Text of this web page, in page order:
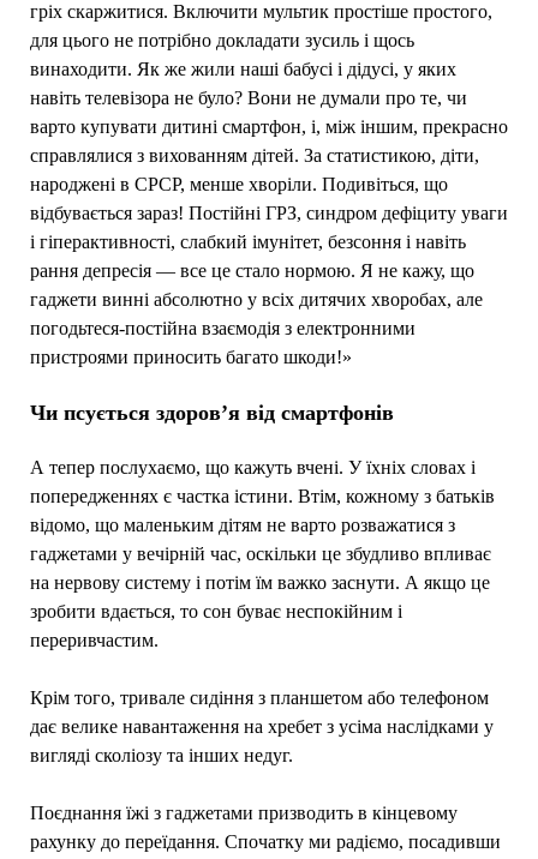
гріх скаржитися. Включити мультик простіше простого,
для цього не потрібно докладати зусиль і щось
винаходити. Як же жили наші бабусі і дідусі, у яких
навіть телевізора не було? Вони не думали про те, чи
варто купувати дитині смартфон, і, між іншим, прекрасно
справлялися з вихованням дітей. За статистикою, діти,
народжені в СРСР, менше хворіли. Подивіться, що
відбувається зараз! Постійні ГРЗ, синдром дефіциту уваги
і гіперактивності, слабкий імунітет, безсоння і навіть
рання депресія — все це стало нормою. Я не кажу, що
гаджети винні абсолютно у всіх дитячих хворобах, але
погодьтеся-постійна взаємодія з електронними
пристроями приносить багато шкоди!»
Чи псується здоров’я від смартфонів
А тепер послухаємо, що кажуть вчені. У їхніх словах і
попередженнях є частка істини. Втім, кожному з батьків
відомо, що маленьким дітям не варто розважатися з
гаджетами у вечірній час, оскільки це збудливо впливає
на нервову систему і потім їм важко заснути. А якщо це
зробити вдається, то сон буває неспокійним і
переривчастим.
Крім того, тривале сидіння з планшетом або телефоном
дає велике навантаження на хребет з усіма наслідками у
вигляді сколіозу та інших недуг.
Поєднання їжі з гаджетами призводить в кінцевому
рахунку до переїдання. Спочатку ми радіємо, посадивши